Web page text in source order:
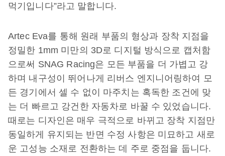
먹기입니다”라고 말합니다.
Artec Eva를 통해 원래 부품의 형상과 장착 지점을
정밀한 1mm 미만의 3D로 디지털 방식으로 캡처함
으로써 SNAG Racing은 모든 부품을 더 가볍고 강
하며 내구성이 뛰어나게 리버스 엔지니어링하여 모
든 경기에서 셀 수 없이 마주치는 혹독한 조건에 맞
는 더 빠르고 강건한 자동차로 바꿀 수 있었습니다.
때로는 디자인은 매우 극적으로 바뀌고 장착 지점만
동일하게 유지되는 반면 수정 사항은 미묘하고 새로
운 고성능 소재로 전환하는 데 주로 중점을 둡니다.